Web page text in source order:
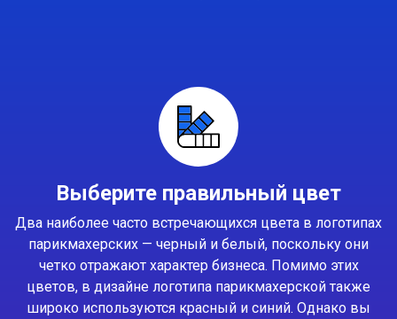
Выберите правильный цвет
Два наиболее часто встречающихся цвета в логотипах
парикмахерских — черный и белый, поскольку они
четко отражают характер бизнеса. Помимо этих
цветов, в дизайне логотипа парикмахерской также
широко используются красный и синий. Однако вы